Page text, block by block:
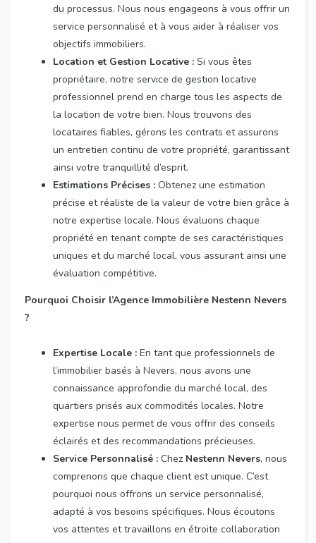
du processus. Nous nous engageons à vous offrir un
service personnalisé et à vous aider à réaliser vos
objectifs immobiliers.
Location et Gestion Locative : Si vous êtes
propriétaire, notre service de gestion locative
professionnel prend en charge tous les aspects de
la location de votre bien. Nous trouvons des
locataires fiables, gérons les contrats et assurons
un entretien continu de votre propriété, garantissant
ainsi votre tranquillité d’esprit.
Estimations Précises : Obtenez une estimation
précise et réaliste de la valeur de votre bien grâce à
notre expertise locale. Nous évaluons chaque
propriété en tenant compte de ses caractéristiques
uniques et du marché local, vous assurant ainsi une
évaluation compétitive.
Pourquoi Choisir l’Agence Immobilière Nestenn Nevers
?
Expertise Locale : En tant que professionnels de
l’immobilier basés à Nevers, nous avons une
connaissance approfondie du marché local, des
quartiers prisés aux commodités locales. Notre
expertise nous permet de vous offrir des conseils
éclairés et des recommandations précieuses.
Service Personnalisé : Chez Nestenn Nevers, nous
comprenons que chaque client est unique. C’est
pourquoi nous offrons un service personnalisé,
adapté à vos besoins spécifiques. Nous écoutons
vos attentes et travaillons en étroite collaboration